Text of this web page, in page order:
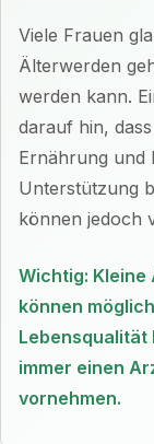
Viele Frauen
Älterwerden
werden kann.
darauf hin,
Ernährung und
Unterstützung
können jedoch
Wichtig: Kleine
können
Lebensqualität
immer einen
vornehmen.